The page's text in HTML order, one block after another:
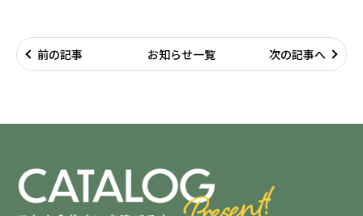
前の記事 お知らせ一覧 次の記事へ